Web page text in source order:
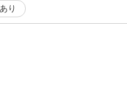
り